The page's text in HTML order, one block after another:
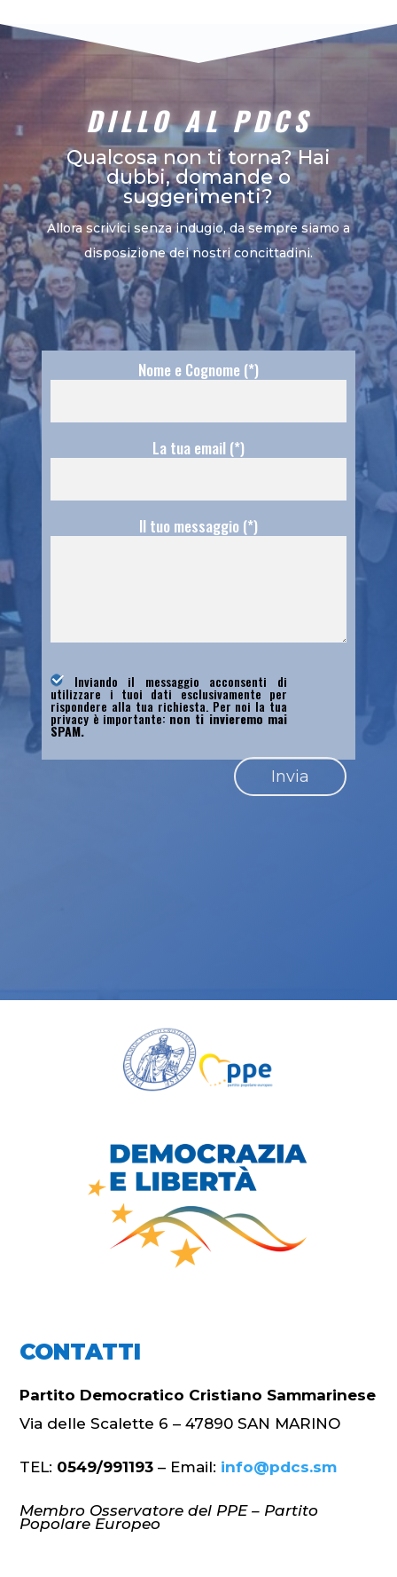
DILLO AL PDCS
Qualcosa non ti torna? Hai
dubbi, domande o
suggerimenti?
Allora scrivici senza indugio, da sempre siamo a
disposizione dei nostri concittadini.
Nome e Cognome (*)
La tua email (*)
Il tuo messaggio (*)
Inviando il messaggio acconsenti di
utilizzare i tuoi dati esclusivamente per
rispondere alla tua richiesta. Per noi la tua
privacy è importante: non ti invieremo mai
SPAM.
CONTATTI
Partito Democratico Cristiano Sammarinese
Via delle Scalette 6 – 47890 SAN MARINO
TEL: 0549/991193 – Email: info@pdcs.sm
Membro Osservatore del PPE – Partito
Popolare Europeo